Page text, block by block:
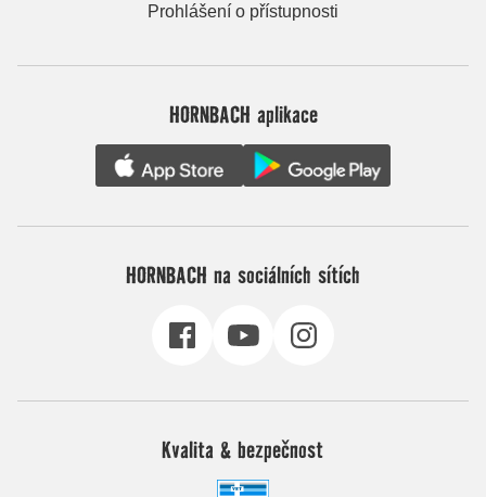
Prohlášení o přístupnosti
HORNBACH aplikace
HORNBACH na sociálních sítích
Kvalita & bezpečnost